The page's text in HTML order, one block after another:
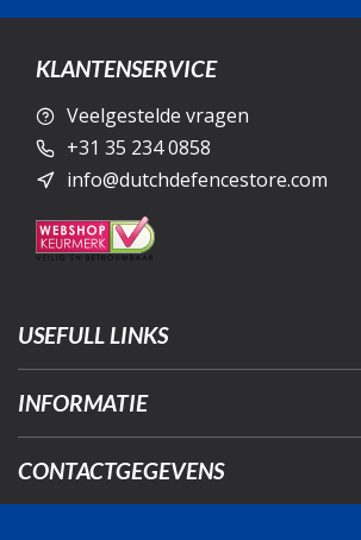
KLANTENSERVICE
Veelgestelde vragen
+31 35 234 0858
info@dutchdefencestore.com
USEFULL LINKS
INFORMATIE
CONTACTGEGEVENS